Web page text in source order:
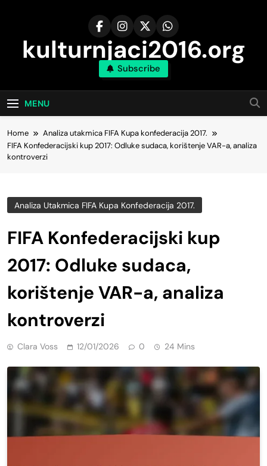
kulturnjaci2016.org
Subscribe
MENU
Home
Analiza utakmica FIFA Kupa konfederacija 2017.
FIFA Konfederacijski kup 2017: Odluke sudaca, korištenje VAR-a, analiza
kontroverzi
Analiza Utakmica FIFA Kupa Konfederacija 2017.
FIFA Konfederacijski kup
2017: Odluke sudaca,
korištenje VAR-a, analiza
kontroverzi
Clara Voss 12/01/2026 0 24 Mins